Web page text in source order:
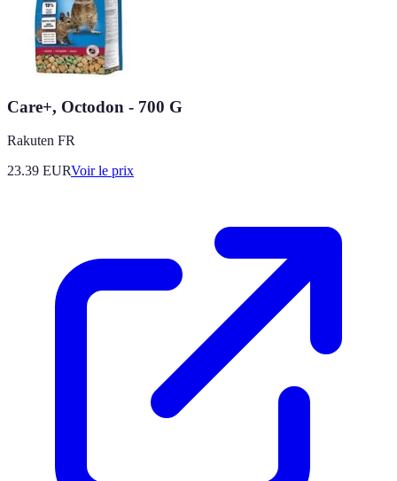
Care+, Octodon - 700 G
Rakuten FR
23.39 EURVoir le prix